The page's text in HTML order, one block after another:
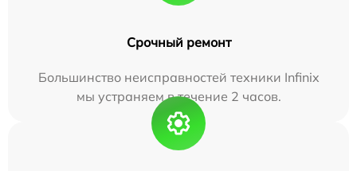
Срочный ремонт
Большинство неисправностей техники Infinix
мы устраняем в течение 2 часов.